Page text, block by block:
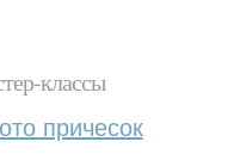
классы
причесок